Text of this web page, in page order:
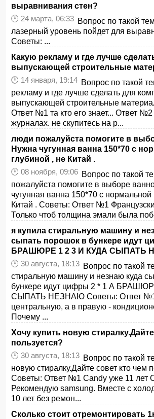
выравнивания стен?
🕛 24 марта, 06:33 Вопрос по такой
лазерный уровень пойдет для
Советы: ...
Какую рекламу и где лучше
выпускающей строительные
🕛 14 января, 19:14 Вопрос по такой
рекламу и где лучше сделать для
выпускающей строительные
Ответ №1 та кто его знает... Ответ
журналах. не скупитесь на р...
люди пожалуйста помогите в
Нужна чугунная ванна 150*70 с
глубиной , не Китай .
🕛 08 ноября, 09:06 Вопрос по такой
пожалуйста помогите в выборе
чугунная ванна 150*70 с нормальной
Китай . Советы: Ответ №1
Только чтоб толщина эмали была
я купила стиральную машину и
сыпать порошок в бункере идут
БРАШЮРЕ 1 2 3 И КУДА СЫПАТЬ
🕛 30 августа, 18:13 Вопрос по такой
стиральную машину и незнаю куда
бункере идут цифры 2 * 1 А
СЫПАТЬ НЕЗНАЮ Советы: Ответ
центральную, а в правую -
Почему ...
Хочу купить новую
пользуется?
🕛 30 августа, 18:13 Вопрос по такой
новую стиралку.Дайте совет кто чем
Советы: Ответ №1 Candy уже 11 лет
Рекомендую samsung. Вместе с
10 лет без ремон...
Сколько стоит отремонтировать